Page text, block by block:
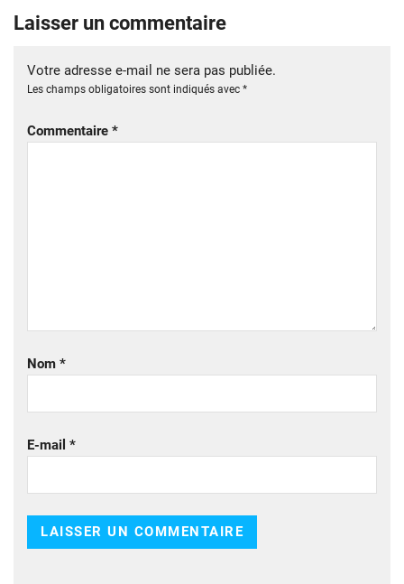
Laisser un commentaire
Votre adresse e-mail ne sera pas publiée.
Les champs obligatoires sont indiqués avec *
Commentaire *
Nom *
E-mail *